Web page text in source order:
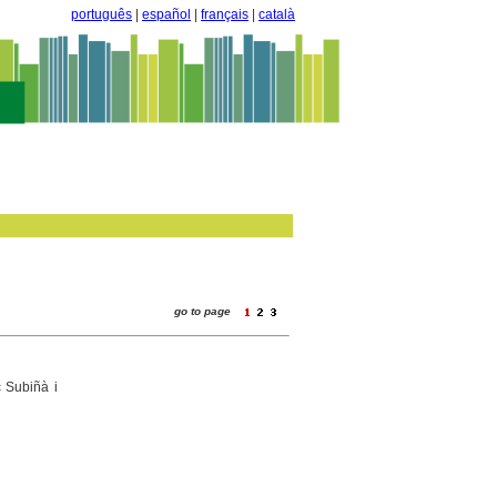
português español français català
go to page
Subiñà i